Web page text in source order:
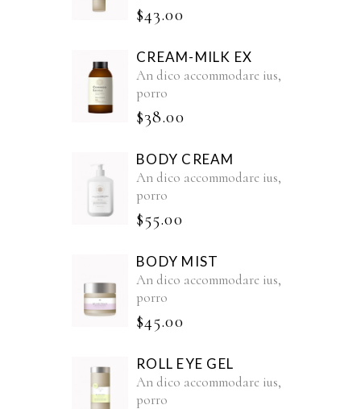
$43.00
CREAM-MILK EX
An dico accommodare ius,
porro
$38.00
BODY CREAM
An dico accommodare ius,
porro
$55.00
BODY MIST
An dico accommodare ius,
porro
$45.00
ROLL EYE GEL
An dico accommodare ius,
porro